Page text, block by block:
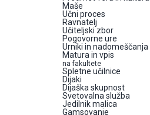
Maše
Učni proces
Ravnatelj
Učiteljski zbor
Pogovorne ure
Urniki in nadomeščanja
Matura in vpis
na fakultete
Spletne učilnice
Dijaki
Dijaška skupnost
Svetovalna služba
Jedilnik malica
Gamsovanje